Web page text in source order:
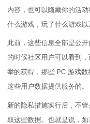
内容，也可以隐藏你的活
什么游戏，玩了什么游戏以
此前，这些信息全部是公
的时候社区用户可以看到
举的获得，那些 PC 游戏
这些用户数据提供服务的。
新的隐私措施实行后，不
取这些数据。也就是说，